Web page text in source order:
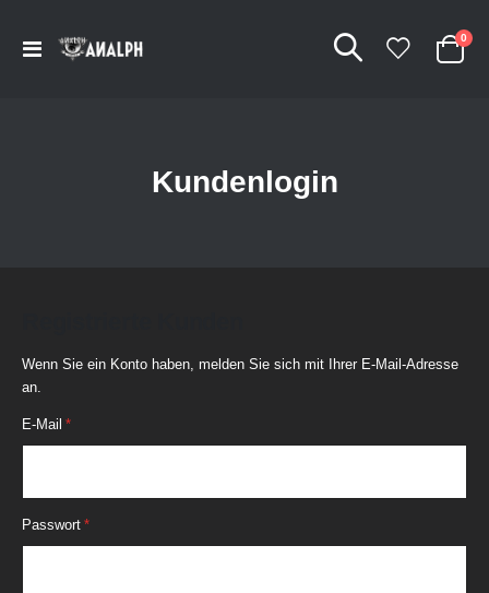
Navigation
Cart
0
Kundenlogin
Wenn Sie ein Konto haben, melden Sie sich mit Ihrer E-Mail-Adresse
an.
E-Mail
Passwort